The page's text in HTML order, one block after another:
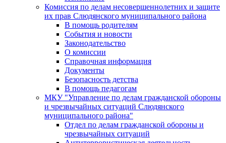
Комиссия по делам несовершеннолетних и защите
их прав Слюдянского муниципального района
В помощь родителям
События и новости
Законодательство
О комиссии
Справочная информация
Документы
Безопасность детства
В помощь педагогам
МКУ "Управление по делам гражданской обороны
и чрезвычайных ситуаций Слюдянского
муниципального района"
Отдел по делам гражданской обороны и
чрезвычайных ситуаций